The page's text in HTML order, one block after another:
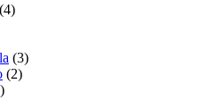
(4)
(3)
(2)